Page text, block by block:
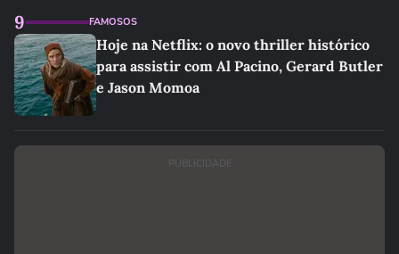
9 FAMOSOS
Hoje na Netflix: o novo thriller histórico
para assistir com Al Pacino, Gerard Butler
e Jason Momoa
PUBLICIDADE